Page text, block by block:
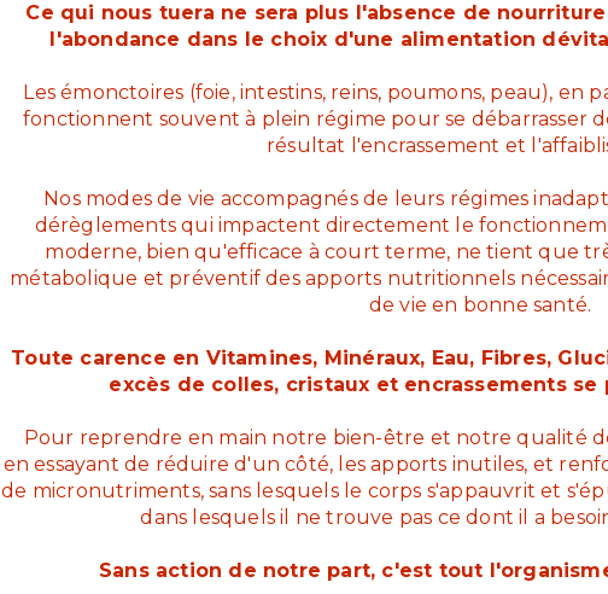
Ce qui nous tuera ne sera plus l'absence de
l'abondance dans le choix d'une alimentation
Les émonctoires (foie, intestins, reins, poumons, peau), en
fonctionnent souvent à plein régime pour se débarrasser
résultat l'encrassement et
Nos modes de vie accompagnés de leurs régimes
dérèglements qui impactent directement le
moderne, bien qu'efficace à court terme, ne tient que
métabolique et préventif des apports nutritionnels
de vie en bonne santé.
Toute carence en Vitamines, Minéraux, Eau, Fibres,
excès de colles, cristaux et encrassements
Pour reprendre en main notre bien-être et notre qualité
en essayant de réduire d'un côté, les apports inutiles, et
de micronutriments, sans lesquels le corps s'appauvrit et
dans lesquels il ne trouve pas ce dont il a
Sans action de notre part, c'est tout